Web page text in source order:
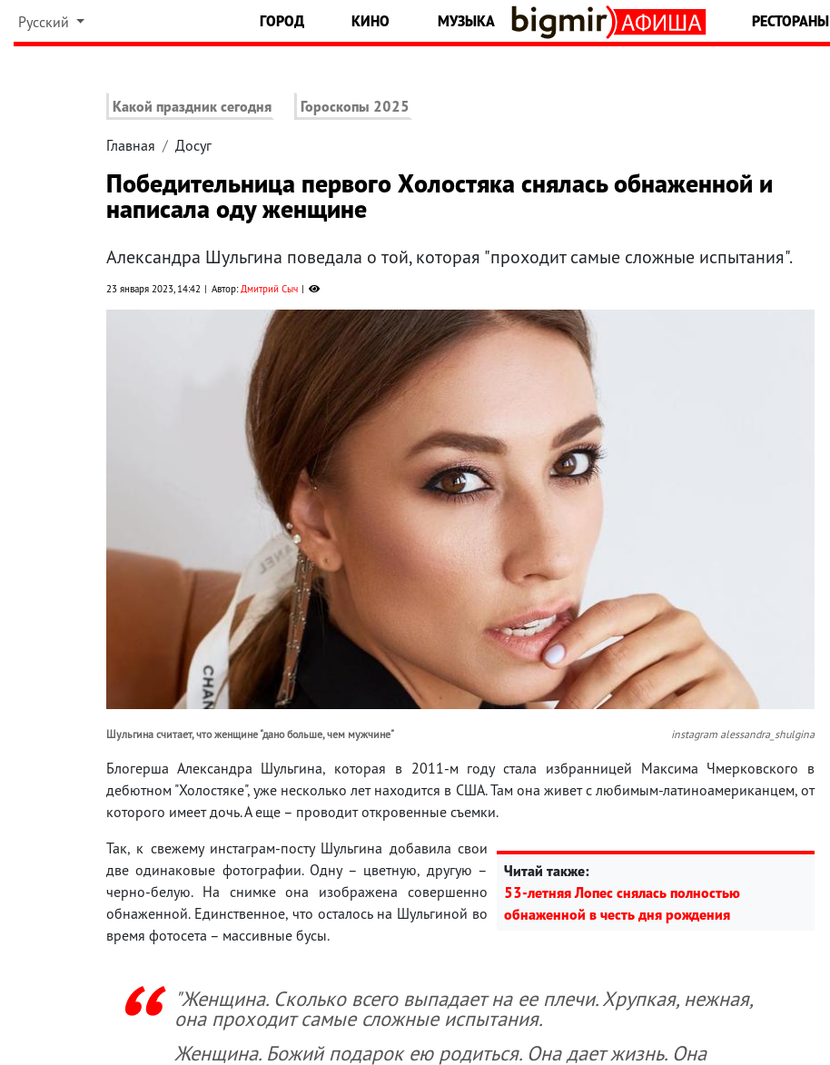
Русский ГОРОД КИНО МУЗЫКА РЕСТОРАНЫ
Какой праздник сегодня Гороскопы 2025
Главная Досуг
Победительница первого Холостяка снялась обнаженной и
написала оду женщине
Александра Шульгина поведала о той, которая "проходит самые сложные испытания".
23 января 2023, 14:42 Автор:Дмитрий Сыч
Шульгина считает, что женщине "дано больше, чем мужчине" instagram alessandra_shulgina
Блогерша Александра Шульгина, которая в 2011-м году стала избранницей Максима Чмерковского в
дебютном "Холостяке", уже несколько лет находится в США. Там она живет с любимым-латиноамериканцем, от
которого имеет дочь. А еще – проводит откровенные съемки.
Читай также:
53-летняя Лопес снялась полностью
обнаженной в честь дня рождения
Так, к свежему инстаграм-посту Шульгина добавила свои
две одинаковые фотографии. Одну – цветную, другую –
черно-белую. На снимке она изображена совершенно
обнаженной. Единственное, что осталось на Шульгиной во
время фотосета – массивные бусы.
"Женщина. Сколько всего выпадает на ее плечи. Хрупкая, нежная,
она проходит самые сложные испытания.
Женщина. Божий подарок ею родиться. Она дает жизнь. Она